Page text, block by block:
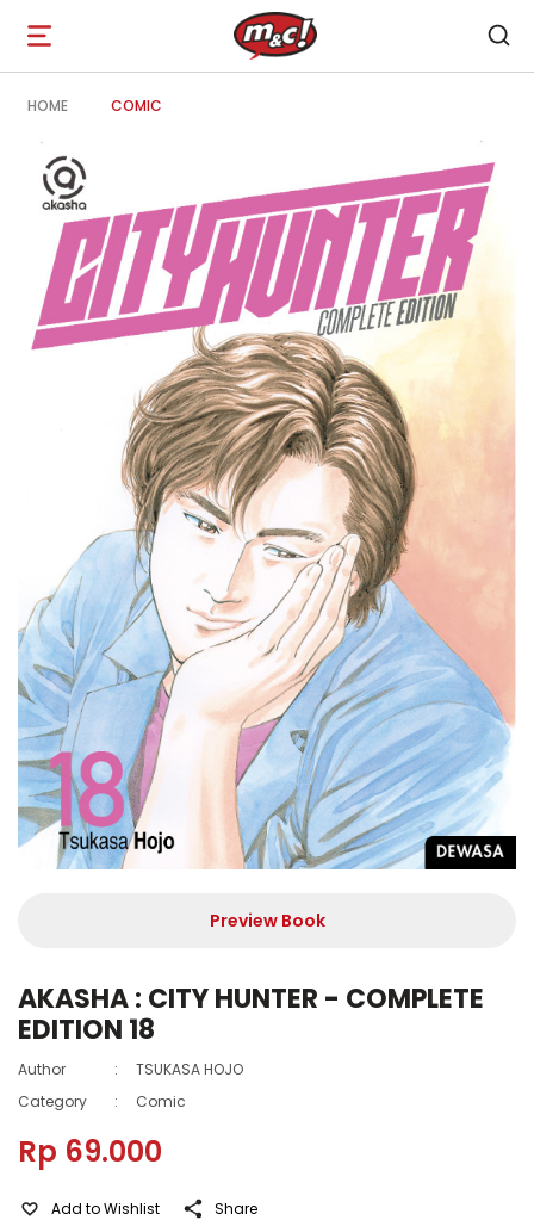
Open
navigation
HOME COMIC
Preview Book
AKASHA : CITY HUNTER - COMPLETE
EDITION 18
Author :
TSUKASA HOJO
Category
: Comic
Rp 69.000
Add to Wishlist Share